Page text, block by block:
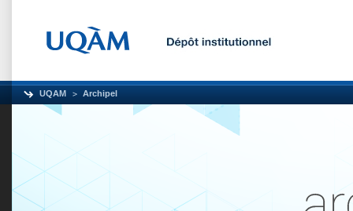
UQAM Archipel